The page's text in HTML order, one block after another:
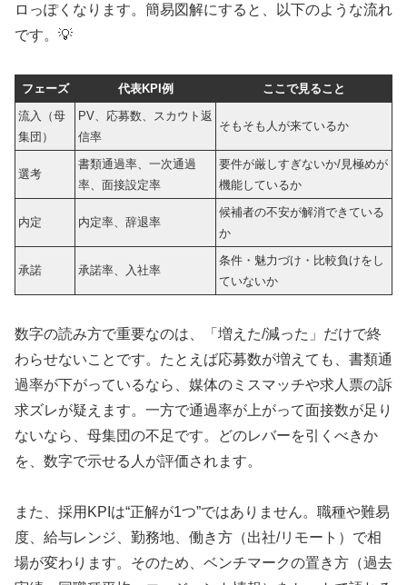
ロっぽくなります。簡易図解にすると、以下のような流れ
です。💡
フェーズ 代表KPI例
ここで見ること
流入（母
集団）
PV、応募数、スカウト返
信率
そもそも人が来ているか
選考
書類通過率、一次通過
率、面接設定率
要件が厳しすぎないか/見極めが
機能しているか
内定 内定率、辞退率
候補者の不安が解消できている
か
承諾 承諾率、入社率
条件・魅力づけ・比較負けをし
ていないか
数字の読み方で重要なのは、「増えた/減った」だけで終
わらせないことです。たとえば応募数が増えても、書類通
過率が下がっているなら、媒体のミスマッチや求人票の訴
求ズレが疑えます。一方で通過率が上がって面接数が足り
ないなら、母集団の不足です。どのレバーを引くべきか
を、数字で示せる人が評価されます。
また、採用KPIは“正解が1つ”ではありません。職種や難易
度、給与レンジ、勤務地、働き方（出社/リモート）で相
場が変わります。そのため、ベンチマークの置き方（過去